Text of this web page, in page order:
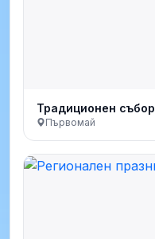
Традиционен събор
Първомай